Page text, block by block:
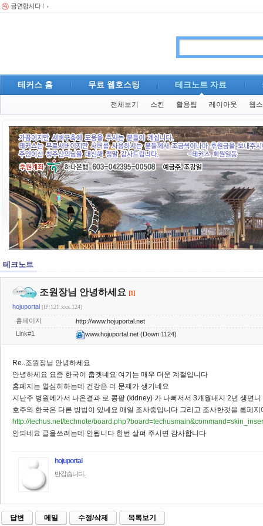
테커스 홈 무료 웹호스팅 테크노트 자료
전체보기 스킨 활용팁 레이아웃 웹
테크노트
조원장님 안녕하세요 [1]
hojuportal (IP:121.xxx.124)
홈페이지
http://www.hojuportal.net
Link#1
www.hojuportal.net (Down:1124)
Re..조원장님 안녕하세요
안녕하세요 요즘 한국이 춥겟네요 여기는 매우 더운 계절입니다
홈페지는 열심히하는데 건강은 더 문제가 생기네요
지난주 병원에가서 나온결과 로 콩팥 (kidney) 가 나뻐저서 3개월내지 2년 생면
호주와 한국은 다른 방법이 있네요 매일 조사중입니다 그리고 조사한것을 롬페
http://techus.net/technote/
안되네요 글을쓰려는데 안됩니다 한번 살펴 주시면 감사합니다
hojuportal
반갑습니다.
답변 메일 수정/삭제 목록보기